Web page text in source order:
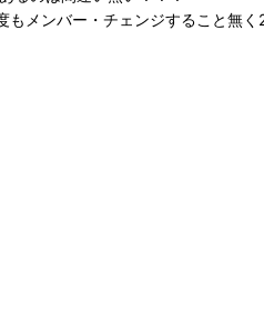
メンバー・チェンジすること無